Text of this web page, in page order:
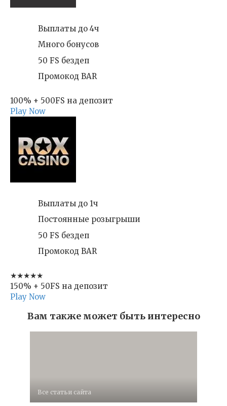
Выплаты до 4ч
Много бонусов
50 FS бездеп
Промокод BAR
100% + 500FS на депозит
Play Now
Выплаты до 1ч
Постоянные розыгрыши
50 FS бездеп
Промокод BAR
★★★★★
150% + 50FS на депозит
Play Now
Вам также может быть интересно
Все статьи сайта